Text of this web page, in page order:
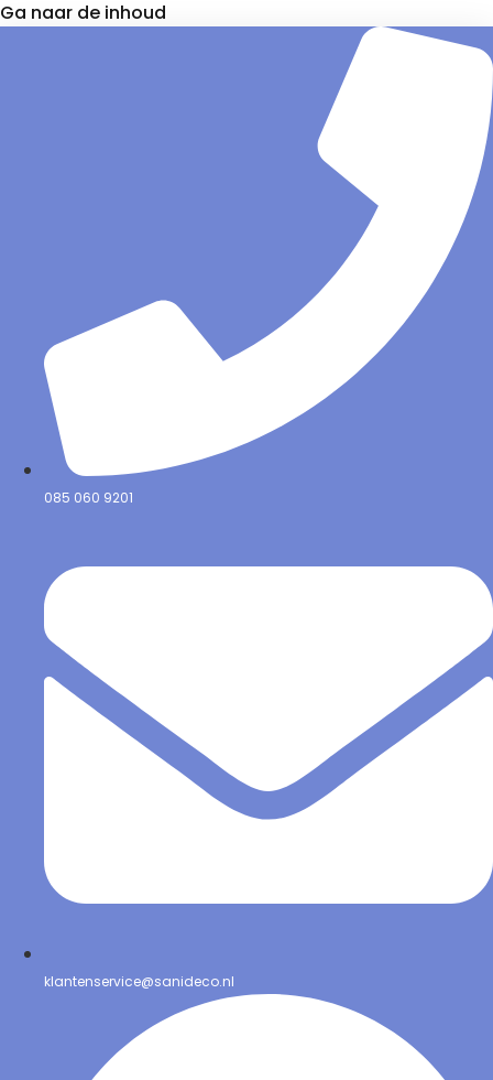
Ga naar de inhoud
085 060 9201
klantenservice@sanideco.nl